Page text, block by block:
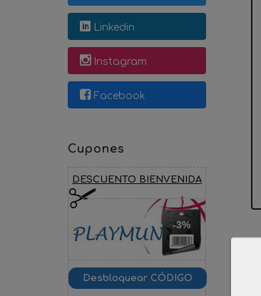
Linkedin
Instagram
Facebook
Cupones
DESCUENTO BIENVENIDA
-3%